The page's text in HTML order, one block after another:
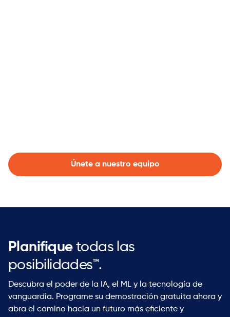
Únete a nuestro equipo
Planifique todas las
posibilidades™.
Descubra el poder de la IA, el ML y la tecnología de
vanguardia. Programe su demostración gratuita ahora y
abra el camino hacia un futuro más eficiente y